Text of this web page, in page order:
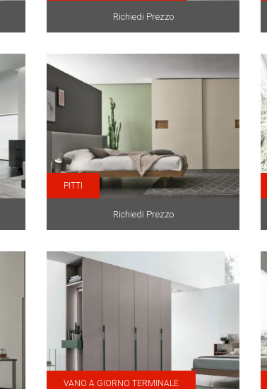
Richiedi Prezzo
PITTI
Richiedi Prezzo
VANO A GIORNO TERMINALE